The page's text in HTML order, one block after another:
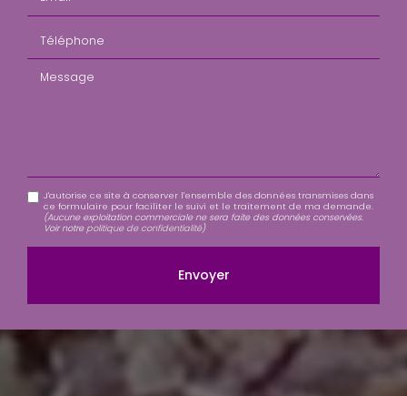
Message
J'autorise ce site à conserver l'ensemble des données transmises dans
ce formulaire pour faciliter le suivi et le traitement de ma demande.
(Aucune exploitation commerciale ne sera faite des données conservées.
Voir notre politique de confidentialité)